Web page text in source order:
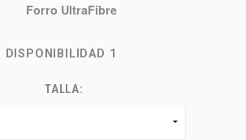
Forro UltraFibre
DISPONIBILIDAD 1
TALLA: